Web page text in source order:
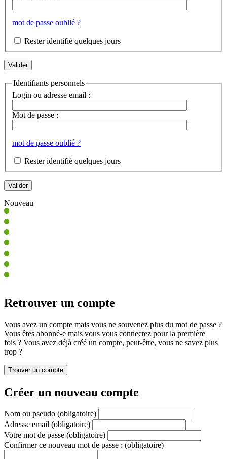
mot de passe oublié ?
Rester identifié quelques jours
Identifiants personnels
Login ou adresse email :
Mot de passe :
mot de passe oublié ?
Rester identifié quelques jours
Nouveau
Retrouver un compte
Vous avez un compte mais vous ne souvenez plus du mot de passe ?
Vous êtes abonné-e mais vous vous connectez pour la première
fois ? Vous avez déjà créé un compte, peut-être, vous ne savez plus
trop ?
Créer un nouveau compte
Nom ou pseudo (obligatoire)
Adresse email (obligatoire)
Votre mot de passe (obligatoire)
Confirmer ce nouveau mot de passe : (obligatoire)